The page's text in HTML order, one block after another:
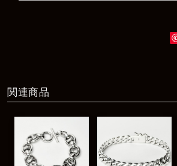
関連商品